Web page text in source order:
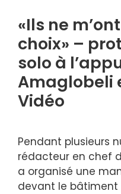
«Ils ne
choix» –
solo à
Amaglobeli
Vidéo
Pendant plusieurs
rédacteur en chef
a organisé une
devant le bâtiment